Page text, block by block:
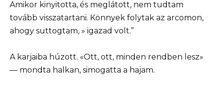
Amikor kinyitotta, és meglátott, nem tudtam
tovább visszatartani. Könnyek folytak az arcomon,
ahogy suttogtam, » igazad volt.”
A karjaiba húzott. «Ott, ott, minden rendben lesz»
— mondta halkan, simogatta a hajam.